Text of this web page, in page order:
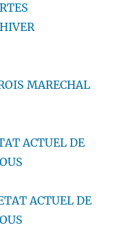
MARECHAL
ACTUEL DE
ACTUEL DE